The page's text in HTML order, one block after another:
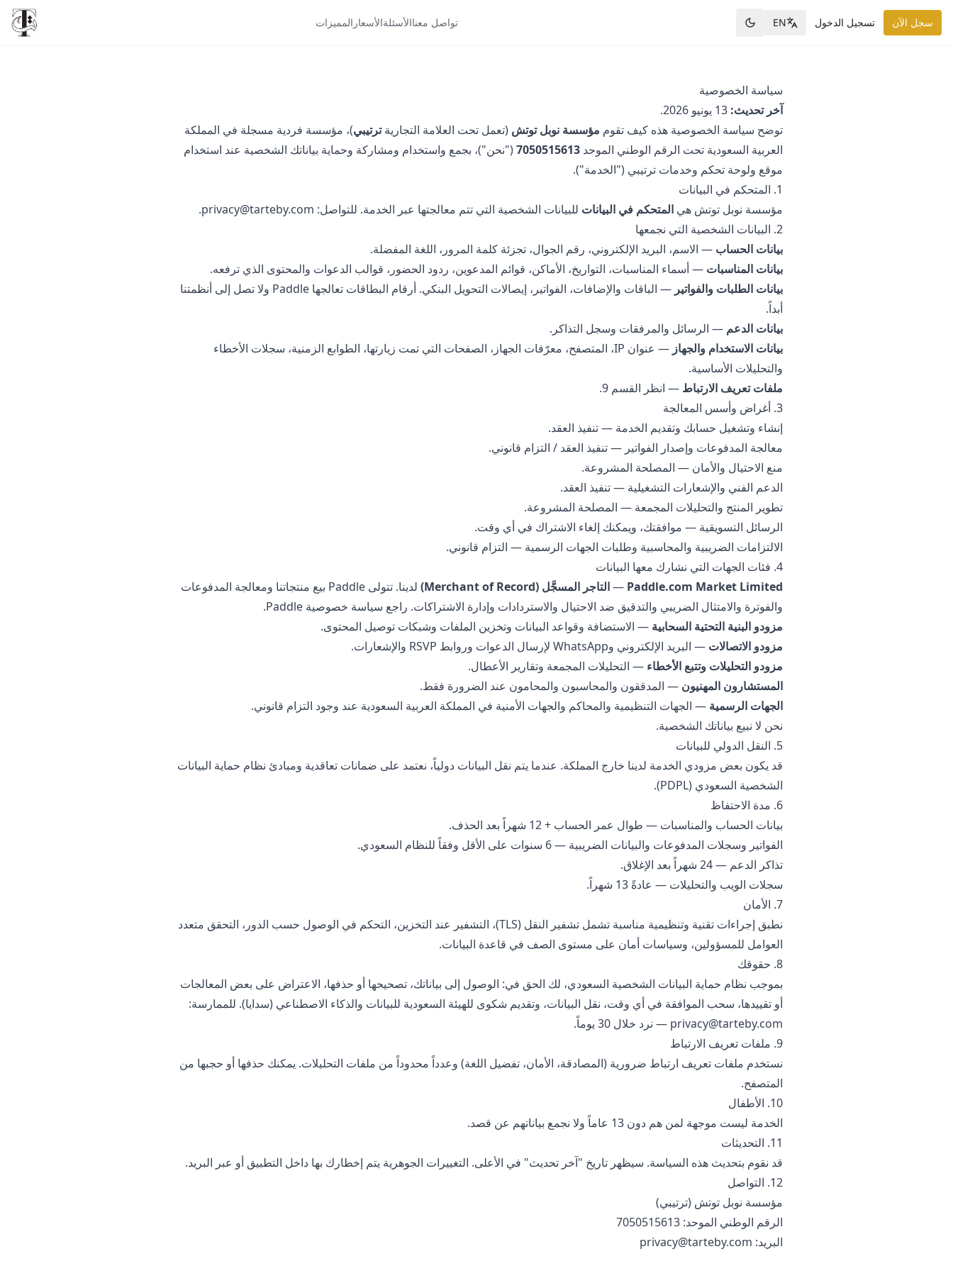
المميزات الأسعارالأسئلةتواصل معنا EN تسجيل الدخول سجل الآن
سياسة الخصوصية
آخر تحديث:
توضح سياسة الخصوصية هذه كيف تقوم مؤسسة نوبل توتش (تعمل تحت العلامة التجاريةترتيبي)، مؤسسة فردية مسجلة في المملكة
العربية السعودية تحت الرقم الوطني الموحد 7050515613("نحن")، بجمع واستخدام ومشاركة وحماية بياناتك الشخصية عند استخدام
موقع ولوحة تحكم وخدمات ترتيبي ("الخدمة").
1. المتحكم في البيانات
مؤسسة نوبل توتش هي المتحكم في البيانات للبيانات الشخصية التي تتم معالجتها عبر الخدمة. للتواصل: privacy@tarteby.com
.
2. البيانات الشخصية التي نجمعها
بيانات الحساب — الاسم، البريد الإلكتروني، رقم الجوال، تجزئة كلمة المرور، اللغة المفضلة.
بيانات المناسبات — أسماء المناسبات، التواريخ، الأماكن، قوائم المدعوين، ردود الحضور، قوالب الدعوات والمحتوى الذي ترفعه.
بيانات الطلبات والفواتير
— الباقات والإضافات، الفواتير، إيصالات التحويل البنكي. أرقام البطاقات تعالجها Paddle ولا تصل إلى أنظمتنا
أبداً.
بيانات الدعم — الرسائل والمرفقات وسجل التذاكر.
بيانات الاستخدام والجهاز
— عنوان IP، المتصفح، معرّفات الجهاز، الصفحات التي تمت زيارتها، الطوابع الزمنية، سجلات الأخطاء
والتحليلات الأساسية.
ملفات تعريف الارتباط — انظر القسم 9.
3. أغراض وأسس المعالجة
إنشاء وتشغيل حسابك وتقديم الخدمة — تنفيذ العقد.
معالجة المدفوعات وإصدار الفواتير — تنفيذ العقد / التزام قانوني.
منع الاحتيال والأمان — المصلحة المشروعة.
الدعم الفني والإشعارات التشغيلية — تنفيذ العقد.
تطوير المنتج والتحليلات المجمعة — المصلحة المشروعة.
الرسائل التسويقية — موافقتك، ويمكنك إلغاء الاشتراك في أي وقت.
الالتزامات الضريبية والمحاسبية وطلبات الجهات الرسمية — التزام قانوني.
4. فئات الجهات التي نشارك معها البيانات
Paddle.com Market Limited
—التاجر المسجَّل (Merchant of Record)
لدينا. تتولى Paddle بيع منتجاتنا ومعالجة المدفوعات
والفوترة والامتثال الضريبي والتدقيق ضد الاحتيال والاستردادات وإدارة الاشتراكات. راجع سياسة خصوصية Paddle
.
مزودو البنية التحتية السحابية — الاستضافة وقواعد البيانات وتخزين الملفات وشبكات توصيل المحتوى.
مزودو الاتصالات — البريد الإلكتروني وWhatsApp لإرسال الدعوات وروابط RSVP والإشعارات.
مزودو التحليلات وتتبع الأخطاء — التحليلات المجمعة وتقارير الأعطال.
المستشارون المهنيون — المدققون والمحاسبون والمحامون عند الضرورة فقط.
الجهات الرسمية — الجهات التنظيمية والمحاكم والجهات الأمنية في المملكة العربية السعودية عند وجود التزام قانوني.
نحن لا نبيع بياناتك الشخصية.
5. النقل الدولي للبيانات
قد يكون بعض مزودي الخدمة لدينا خارج المملكة. عندما يتم نقل البيانات دولياً، نعتمد على ضمانات تعاقدية ومبادئ نظام حماية البيانات
الشخصية السعودي (PDPL).
6. مدة الاحتفاظ
بيانات الحساب والمناسبات — طوال عمر الحساب + 12 شهراً بعد الحذف.
الفواتير وسجلات المدفوعات والبيانات الضريبية — 6 سنوات على الأقل وفقاً للنظام السعودي.
تذاكر الدعم — 24 شهراً بعد الإغلاق.
سجلات الويب والتحليلات — عادةً 13 شهراً.
7. الأمان
نطبق إجراءات تقنية وتنظيمية مناسبة تشمل تشفير النقل (TLS)، التشفير عند التخزين، التحكم في الوصول حسب الدور، التحقق متعدد
العوامل للمسؤولين، وسياسات أمان على مستوى الصف في قاعدة البيانات.
8. حقوقك
بموجب نظام حماية البيانات الشخصية السعودي، لك الحق في: الوصول إلى بياناتك، تصحيحها أو حذفها، الاعتراض على بعض المعالجات
أو تقييدها، سحب الموافقة في أي وقت، نقل البيانات، وتقديم شكوى للهيئة السعودية للبيانات والذكاء الاصطناعي (سدايا). للممارسة:
privacy@tarteby.com — نرد خلال 30 يوماً.
9. ملفات تعريف الارتباط
نستخدم ملفات تعريف ارتباط ضرورية (المصادقة، الأمان، تفضيل اللغة) وعدداً محدوداً من ملفات التحليلات. يمكنك حذفها أو حجبها من
المتصفح.
10. الأطفال
الخدمة ليست موجهة لمن هم دون 13 عاماً ولا نجمع بياناتهم عن قصد.
11. التحديثات
قد نقوم بتحديث هذه السياسة. سيظهر تاريخ "آخر تحديث" في الأعلى. التغييرات الجوهرية يتم إخطارك بها داخل التطبيق أو عبر البريد.
12. التواصل
مؤسسة نوبل توتش (ترتيبي)
الرقم الوطني الموحد: 7050515613
البريد: privacy@tarteby.com